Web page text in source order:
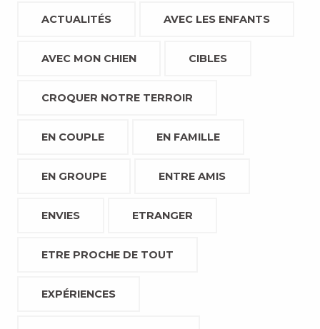
ACTUALITÉS AVEC LES ENFANTS
AVEC MON CHIEN CIBLES
CROQUER NOTRE TERROIR
EN COUPLE EN FAMILLE
EN GROUPE ENTRE AMIS
ENVIES ETRANGER
ETRE PROCHE DE TOUT
EXPÉRIENCES